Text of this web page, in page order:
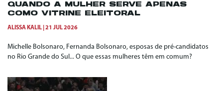
QUANDO A MULHER SERVE APENAS
COMO VITRINE ELEITORAL
ALISSA KALIL 21 JUL 2026
Michelle Bolsonaro, Fernanda Bolsonaro, esposas de pré-candidatos
no Rio Grande do Sul... O que essas mulheres têm em comum?